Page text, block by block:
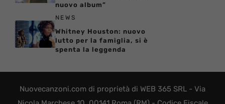
nuovo album”
NEWS
Whitney Houston: nuovo
lutto per la famiglia, si è
spenta la leggenda
Nuovecanzoni.com di proprietà di WEB 365 SRL - Via